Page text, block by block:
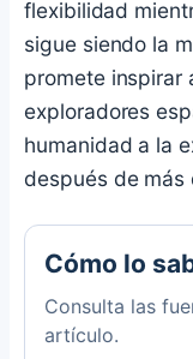
flexibilidad
sigue siendo la
promete inspirar
exploradores
humanidad a la
después de
Cómo lo
Consulta las
artículo.